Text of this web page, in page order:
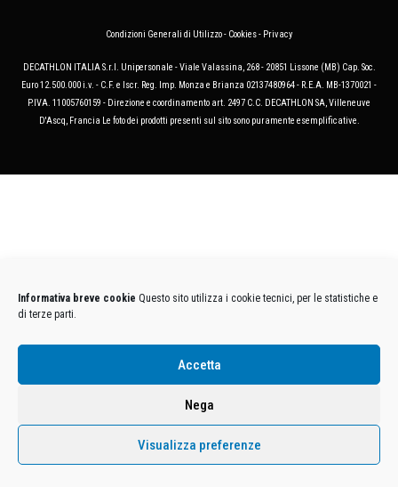
Informativa breve cookie Questo sito utilizza i cookie tecnici, per le statistiche e
di terze parti.
Accetta
Nega
Visualizza preferenze
Condizioni Generali di Utilizzo- Cookies- Privacy
DECATHLON ITALIA S.r.l. Unipersonale - Viale Valassina, 268 - 20851 Lissone (MB) Cap. Soc.
Euro 12.500.000 i.v. - C.F. e Iscr. Reg. Imp. Monza e Brianza 02137480964 - R.E.A. MB-1370021 -
P.IVA. 11005760159 - Direzione e coordinamento art. 2497 C.C. DECATHLON SA, Villeneuve
D'Ascq, Francia Le foto dei prodotti presenti sul sito sono puramente esemplificative.